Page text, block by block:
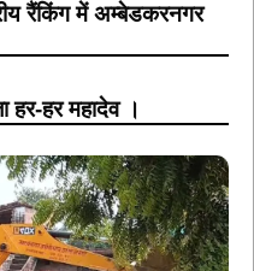
रैंकिंग में अम्बेडकरनगर
हर-हर महादेव ।